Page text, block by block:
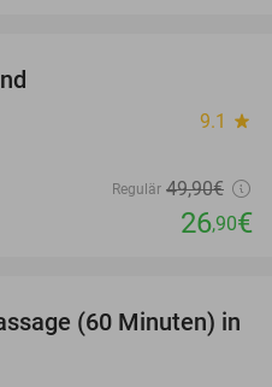
9.1 star
Regulär 49,90€
26,90€
36%
(60 Minuten) in